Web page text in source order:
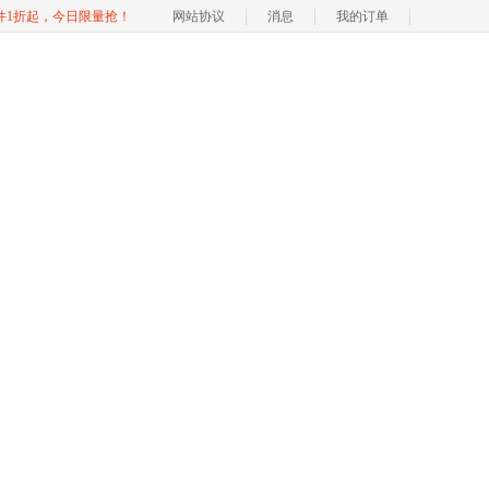
1折起，今日限量抢！ 网站协议 消息 我的订单